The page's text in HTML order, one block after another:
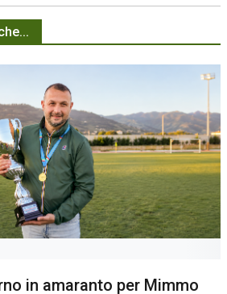
in amaranto per Mimmo